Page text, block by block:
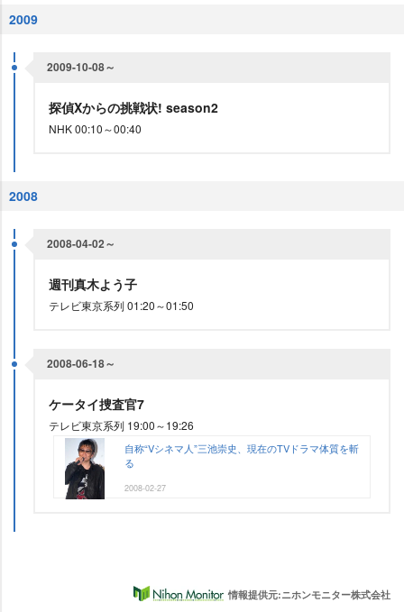
2009
2009-10-08～
探偵Xからの挑戦状! season2
NHK 00:10～00:40
2008
2008-04-02～
週刊真木よう子
テレビ東京系列 01:20～01:50
2008-06-18～
ケータイ捜査官7
テレビ東京系列 19:00～19:26
自称“Vシネマ人”三池崇史、現在のTVドラマ体質を斬
る
2008-02-27
情報提供元:ニホンモニター株式会社